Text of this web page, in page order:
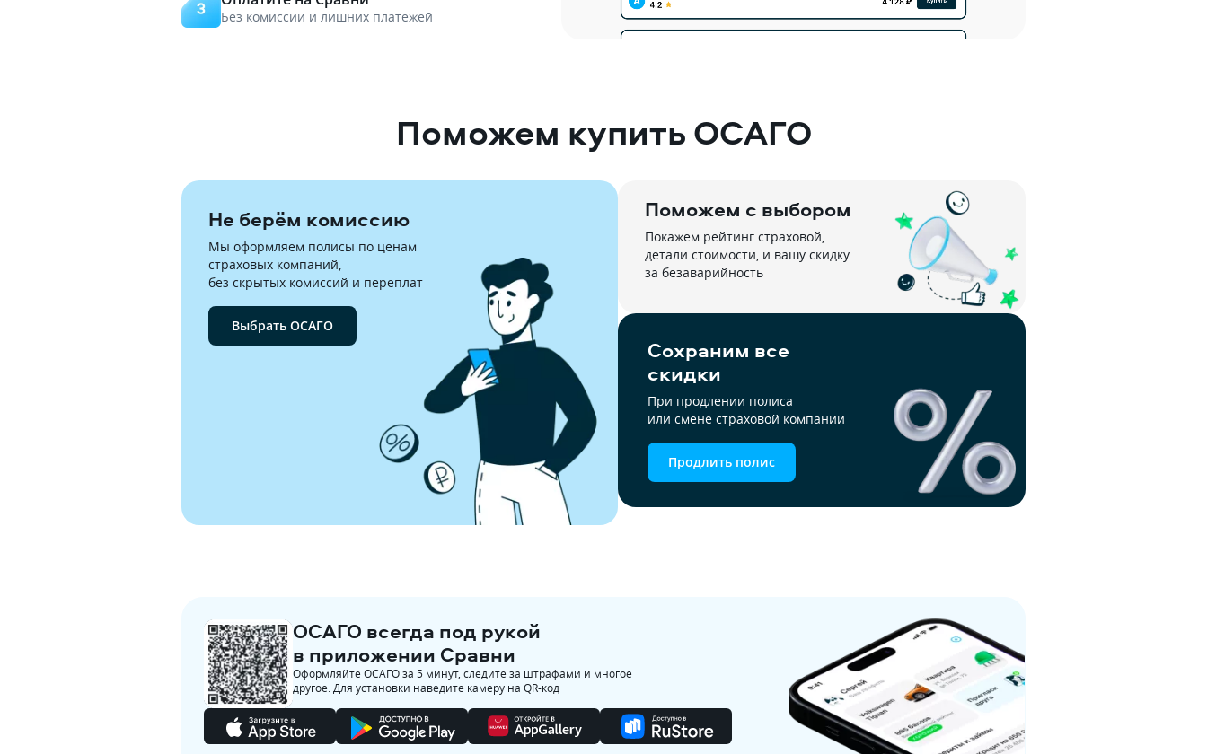
Без комиссии и лишних платежей
Поможем купить ОСАГО
Не берём комиссию
Мы оформляем полисы по ценам
страховых компаний,
без скрытых комиссий и переплат
Выбрать ОСАГО
Поможем с выбором
Покажем рейтинг страховой,
детали стоимости, и вашу скидку
за безаварийность
Сохраним все
скидки
При продлении полиса
или смене страховой компании
Продлить полис
ОСАГО всегда под рукой
в приложении Сравни
Оформляйте ОСАГО за 5 минут, следите за штрафами и многое
другое. Для установки наведите камеру на QR-код